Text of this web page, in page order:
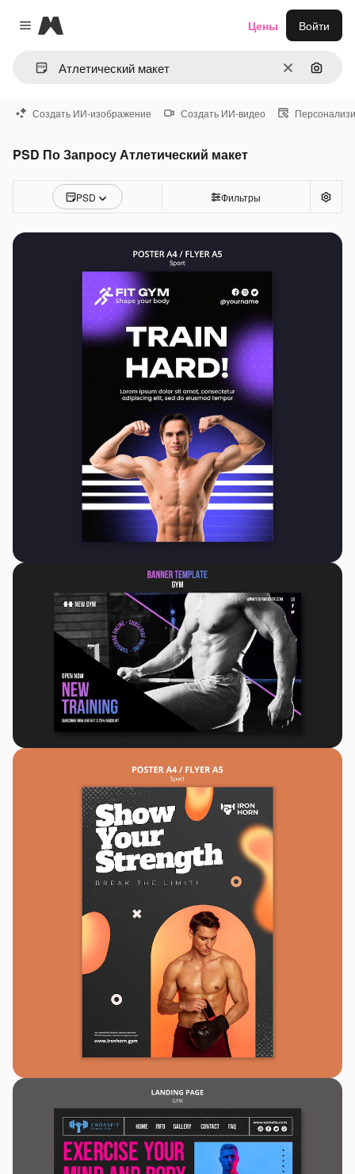
Close menu
Magnific
ОчиститьПоиск
Цены Войти
Создать ИИ-изображение Создать ИИ-видео
PSD По Запросу Атлетический макет
PSD Фильтры